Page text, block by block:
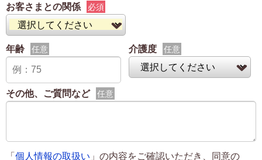
お客さまとの関係 必須
年齢 任意 介護度 任意
その他、ご質問など 任意
「個人情報の取扱い 」の内容をご確認いただき、同意の